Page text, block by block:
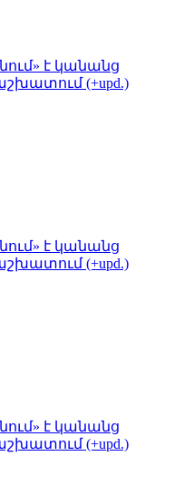
է կանանց
(+upd.)
է կանանց
(+upd.)
է կանանց
(+upd.)